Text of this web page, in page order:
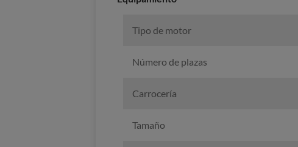
Tipo de motor
Número de plazas
Carrocería
Tamaño